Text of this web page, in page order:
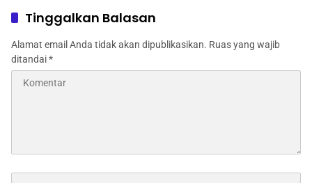
Tinggalkan Balasan
Alamat email Anda tidak akan dipublikasikan. Ruas yang wajib
ditandai*